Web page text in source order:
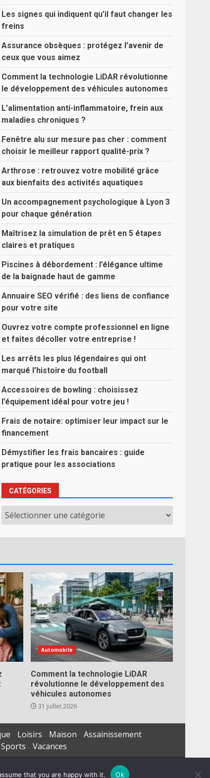
Les signes qui indiquent qu’il faut changer les
freins
Assurance obsèques : protégez l’avenir de
ceux que vous aimez
Comment la technologie LiDAR révolutionne
le développement des véhicules autonomes
L’alimentation anti-inflammatoire, frein aux
maladies chroniques ?
Fenêtre alu sur mesure pas cher : comment
choisir le meilleur rapport qualité-prix ?
Arthrose : retrouvez votre mobilité grâce
aux bienfaits des activités aquatiques
Un accompagnement psychologique à Lyon 3
pour chaque génération
Maîtrisez la simulation de prêt en 5 étapes
claires et pratiques
Piscines à débordement : l’élégance ultime
de la baignade haut de gamme
Annuaire SEO vérifié : des liens de confiance
pour votre site
Ouvrez votre compte professionnel en ligne
et faites décoller votre entreprise !
Les arrêts les plus légendaires qui ont
marqué l’histoire du football
Accessoires de bowling : choisissez
l’équipement idéal pour votre jeu !
Frais de notaire: optimiser leur impact sur le
financement
Démystifier les frais bancaires : guide
pratique pour les associations
CATÉGORIES
Catégories
Automobile
Comment la technologie LiDAR
révolutionne le développement des
véhicules autonomes
31 juillet 2026
Loisirs Maison
Assainissement
Sports
Vacances
that you are happy with it. Ok